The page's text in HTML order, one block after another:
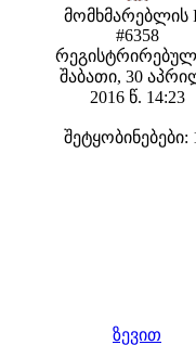
მომხმარებლის
#6358
შაბათი, 30
2016 წ. 14:23
შეტყობინებები:
ზევით